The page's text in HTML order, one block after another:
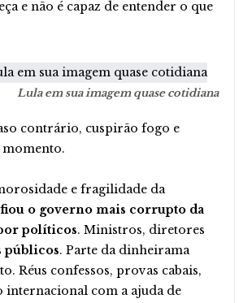
e não é capaz de entender o que
Lula em sua imagem quase cotidiana
contrário, cuspirão fogo e
momento.
e fragilidade da
o governo mais corrupto da
políticos. Ministros, diretores
públicos. Parte da dinheirama
Réus confessos, provas cabais,
internacional com a ajuda de